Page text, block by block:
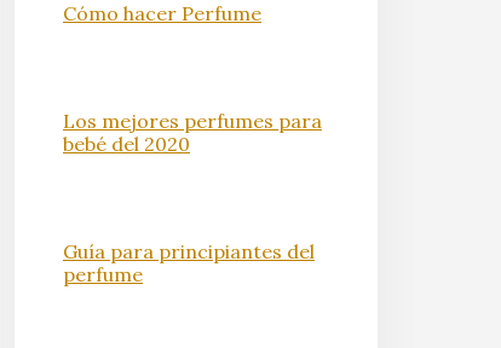
Cómo hacer Perfume
Los mejores perfumes para
bebé del 2020
Guía para principiantes del
perfume